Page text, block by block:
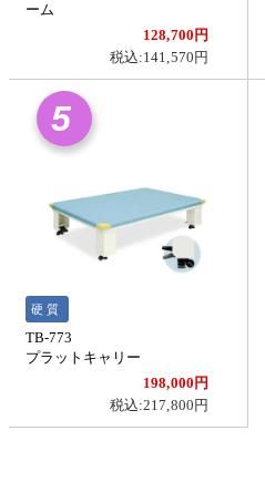
ーム
128,700円
税込:141,570円
5
硬質
TB-773
プラットキャリー
198,000円
税込:217,800円